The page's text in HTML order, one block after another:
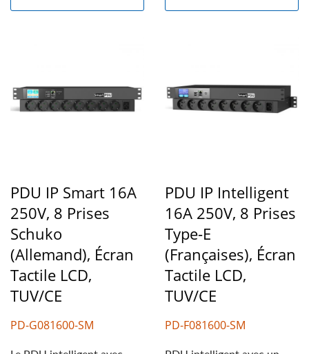
PDU IP Smart 16A
250V, 8 Prises
Schuko
(allemand), Écran
Tactile LCD,
TUV/CE
PD-G081600-SM
PDU IP Intelligent
16A 250V, 8 Prises
Type-E
(Françaises), Écran
Tactile LCD,
TUV/CE
PD-F081600-SM